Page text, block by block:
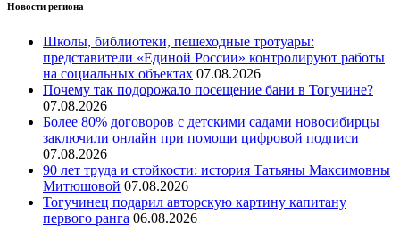
Новости региона
Школы, библиотеки, пешеходные тротуары:
представители «Единой России» контролируют работы
на социальных объектах 07.08.2026
Почему так подорожало посещение бани в Тогучине?
07.08.2026
Более 80% договоров с детскими садами новосибирцы
заключили онлайн при помощи цифровой подписи
07.08.2026
90 лет труда и стойкости: история Татьяны Максимовны
Митюшовой 07.08.2026
Тогучинец подарил авторскую картину капитану
первого ранга 06.08.2026